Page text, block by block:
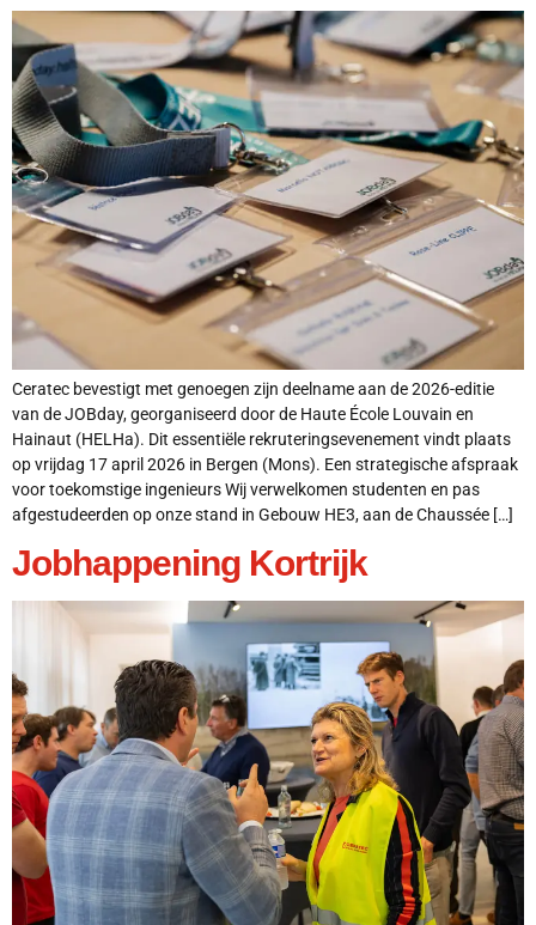
Ceratec bevestigt met genoegen zijn deelname aan de 2026-editie
van de JOBday, georganiseerd door de Haute École Louvain en
Hainaut (HELHa). Dit essentiële rekruteringsevenement vindt plaats
op vrijdag 17 april 2026 in Bergen (Mons). Een strategische afspraak
voor toekomstige ingenieurs Wij verwelkomen studenten en pas
afgestudeerden op onze stand in Gebouw HE3, aan de Chaussée […]
Jobhappening Kortrijk